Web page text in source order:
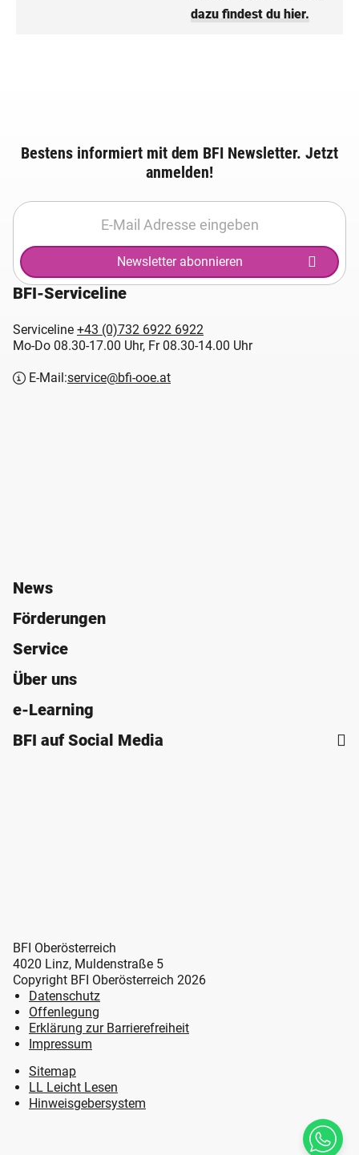
dazu findest du hier.
Bestens informiert mit dem BFI Newsletter. Jetzt
anmelden!
Newsletter abonnieren
BFI-Serviceline
Serviceline +43 (0)732 6922 6922
Mo-Do 08.30-17.00 Uhr, Fr 08.30-14.00 Uhr
E-Mail:service@bfi-ooe.at
News
Förderungen
Service
Über uns
e-Learning
BFI auf Social Media
BFI Oberösterreich
4020 Linz, Muldenstraße 5
Copyright BFI Oberösterreich 2026
Datenschutz
Offenlegung
Erklärung zur Barrierefreiheit
Impressum
Sitemap
LL Leicht Lesen
Hinweisgebersystem